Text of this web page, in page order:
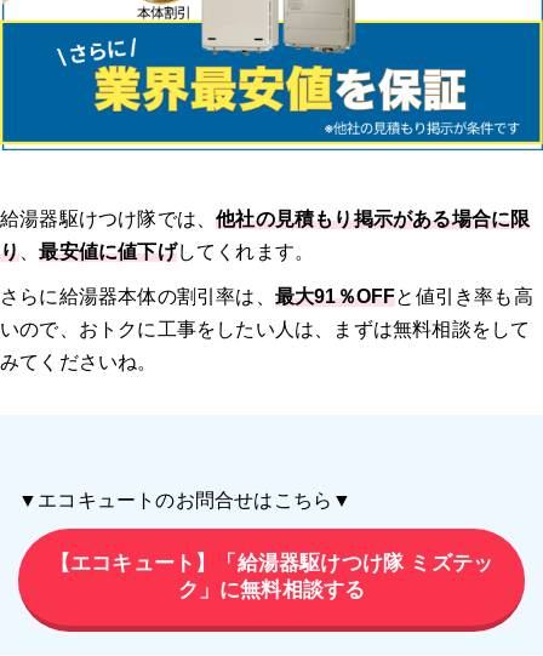
給湯器駆けつけ隊では、他社の見積もり掲示がある場合に限
り 、最安値に値下げしてくれます。
さらに給湯器本体の割引率は、 最大91％OFFと値引き率も高
いので、おトクに工事をしたい人は、まずは無料相談をして
みてくださいね。
▼エコキュートのお問合せはこちら▼
【エコキュート】「給湯器駆けつけ隊 ミズテッ
ク」に無料相談する